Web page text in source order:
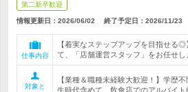
第二新卒歓迎
情報更新日：2026/06/02 終了予定日： 2026/11/23
仕事内容
【着実なステップアップを目指せる
て、「店舗運営スタッフ」をお任せし
対象と
【業種＆職種未経験大歓迎！】学歴
生時代含めて、飲食店でのアルバイ